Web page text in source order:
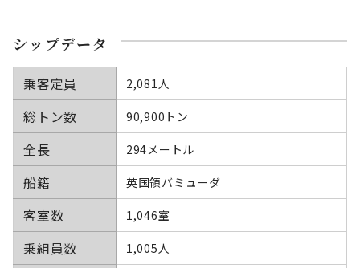
シップデータ
乗客定員 2,081人
総トン数 90,900トン
全長 294メートル
船籍 英国領バミューダ
客室数 1,046室
乗組員数 1,005人